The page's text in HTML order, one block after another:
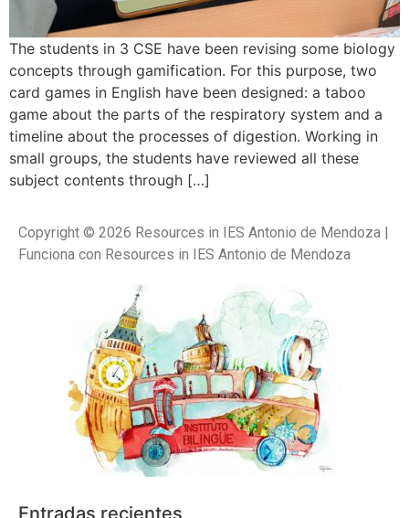
The students in 3 CSE have been revising some biology
concepts through gamification. For this purpose, two
card games in English have been designed: a taboo
game about the parts of the respiratory system and a
timeline about the processes of digestion. Working in
small groups, the students have reviewed all these
subject contents through […]
Copyright © 2026 Resources in IES Antonio de Mendoza |
Funciona con Resources in IES Antonio de Mendoza
Entradas recientes